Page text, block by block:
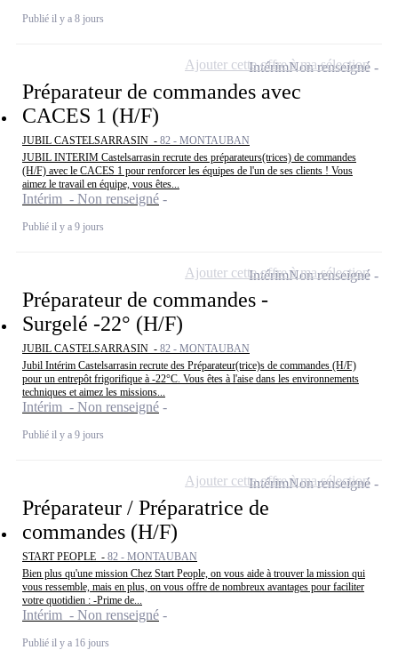
Publié il y a 8 jours
Préparateur de commandes avec
CACES 1 (H/F)
JUBIL CASTELSARRASIN - 82 - MONTAUBAN
JUBIL INTERIM Castelsarrasin recrute des préparateurs(trices) de commandes
(H/F) avec le CACES 1 pour renforcer les équipes de l'un de ses clients ! Vous
aimez le travail en équipe, vous êtes...
Intérim - Non renseigné
Publié il y a 9 jours
IntérimNon renseigné
Ajouter cette offre à ma sélection
Préparateur de commandes -
Surgelé -22° (H/F)
JUBIL CASTELSARRASIN - 82 - MONTAUBAN
Jubil Intérim Castelsarrasin recrute des Préparateur(trice)s de commandes (H/F)
pour un entrepôt frigorifique à -22°C. Vous êtes à l'aise dans les environnements
techniques et aimez les missions...
Intérim - Non renseigné
Publié il y a 9 jours
IntérimNon renseigné
Ajouter cette offre à ma sélection
Préparateur / Préparatrice de
commandes (H/F)
START PEOPLE - 82 - MONTAUBAN
Bien plus qu'une mission Chez Start People, on vous aide à trouver la mission qui
vous ressemble, mais en plus, on vous offre de nombreux avantages pour faciliter
votre quotidien : -Prime de...
Intérim - Non renseigné
Publié il y a 16 jours
IntérimNon renseigné
Ajouter cette offre à ma sélection